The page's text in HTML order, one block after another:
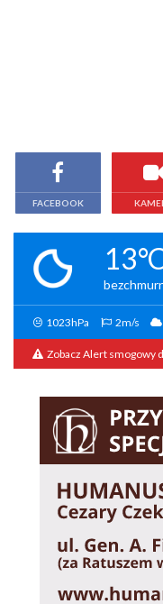
FACEBOOK
1023hPa 2m/s
Zobacz Alert smogowy